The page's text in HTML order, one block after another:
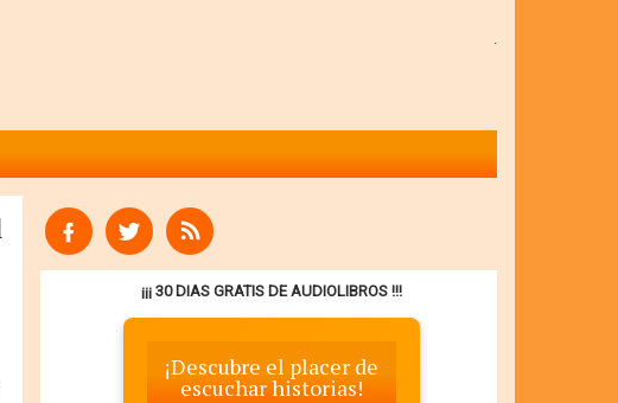
.
¡¡¡ 30 DIAS GRATIS DE AUDIOLIBROS !!!
¡Descubre el placer de
escuchar historias!